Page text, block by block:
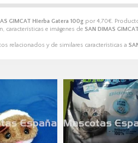
GIMCAT Hierba Gatera 100g por 4,70€.
características e imágenes de SAN DIMAS
relacionados y de similares características a